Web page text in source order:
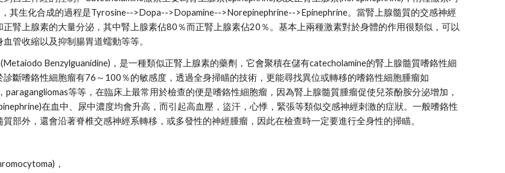
其生化合成的過程是Tyrosine-->Dopa-->Dopamine-->Norepinephrine-->Epinephrine。當腎上腺髓質的交感神經
腎上腺素的大量分泌，其中腎上腺素佔80％而正腎上腺素佔20％。基本上兩種激素對於身體的作用很類似，可以
管收縮以及抑制腸胃道蠕動等等。
Benzylguanidine)，是一種類似正腎上腺素的藥劑，它會聚積在儲有catecholamine的腎上腺髓質嗜鉻性細
診斷嗜鉻性細胞瘤有76～100％的敏感度，透過全身掃瞄的技術，更能尋找異位或轉移的嗜鉻性細胞腫瘤如
paragangliomas等等，在臨床上最常用於檢查的便是嗜鉻性細胞瘤，因為腎上腺髓質腫瘤促使兒茶酚胺分泌增加，
在血中、尿中濃度均會升高，而引起高血壓，盜汗，心悸，緊張等類似交感神經刺激的症狀。一般嗜鉻性
部外，還會沿著脊椎交感神經系轉移，或多發性的神經腫瘤，因此在檢查時一定要進行全身性的掃瞄。
，